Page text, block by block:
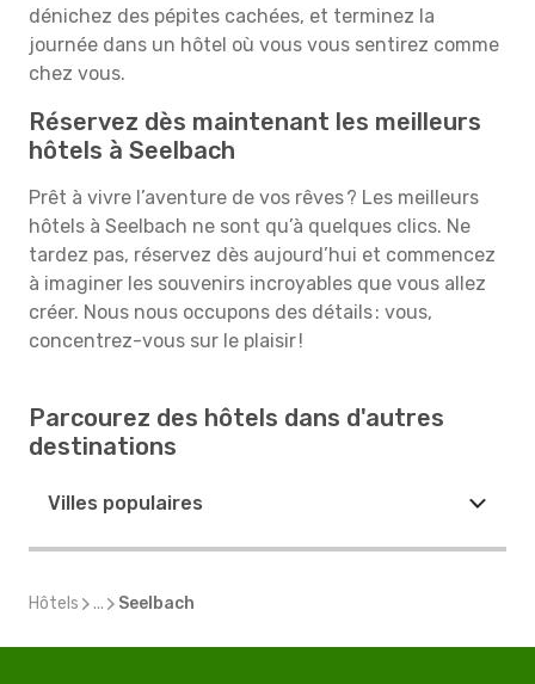
dénichez des pépites cachées, et terminez la
journée dans un hôtel où vous vous sentirez comme
chez vous.
Réservez dès maintenant les meilleurs
hôtels à Seelbach
Prêt à vivre l’aventure de vos rêves ? Les meilleurs
hôtels à Seelbach ne sont qu’à quelques clics. Ne
tardez pas, réservez dès aujourd’hui et commencez
à imaginer les souvenirs incroyables que vous allez
créer. Nous nous occupons des détails : vous,
concentrez-vous sur le plaisir !
Parcourez des hôtels dans d'autres
destinations
Villes populaires
Hôtels ... Seelbach